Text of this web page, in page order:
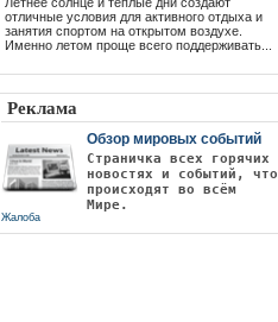
отличные условия для активного отдыха и
занятия спортом на открытом воздухе.
Именно летом проще всего поддерживать...
Реклама
Обзор мировых событий
Страничка всех горячих
новостях и событий, что
происходят во всём
Мире.
Жалоба